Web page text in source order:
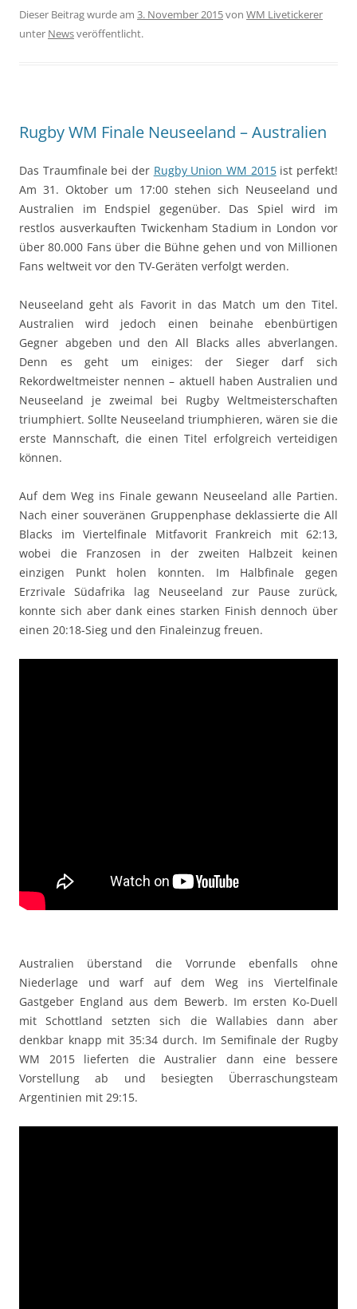
Dieser Beitrag wurde am 3. November 2015von WM Livetickerer
unter Newsveröffentlicht.
Rugby WM Finale Neuseeland – Australien
Das Traumfinale bei der Rugby Union WM 2015ist perfekt!
Am 31. Oktober um 17:00 stehen sich Neuseeland und
Australien im Endspiel gegenüber. Das Spiel wird im
restlos ausverkauften Twickenham Stadium in London vor
über 80.000 Fans über die Bühne gehen und von Millionen
Fans weltweit vor den TV-Geräten verfolgt werden.
Neuseeland geht als Favorit in das Match um den Titel.
Australien wird jedoch einen beinahe ebenbürtigen
Gegner abgeben und den All Blacks alles abverlangen.
Denn es geht um einiges: der Sieger darf sich
Rekordweltmeister nennen – aktuell haben Australien und
Neuseeland je zweimal bei Rugby Weltmeisterschaften
triumphiert. Sollte Neuseeland triumphieren, wären sie die
erste Mannschaft, die einen Titel erfolgreich verteidigen
können.
Auf dem Weg ins Finale gewann Neuseeland alle Partien.
Nach einer souveränen Gruppenphase deklassierte die All
Blacks im Viertelfinale Mitfavorit Frankreich mit 62:13,
wobei die Franzosen in der zweiten Halbzeit keinen
einzigen Punkt holen konnten. Im Halbfinale gegen
Erzrivale Südafrika lag Neuseeland zur Pause zurück,
konnte sich aber dank eines starken Finish dennoch über
einen 20:18-Sieg und den Finaleinzug freuen.
Australien überstand die Vorrunde ebenfalls ohne
Niederlage und warf auf dem Weg ins Viertelfinale
Gastgeber England aus dem Bewerb. Im ersten Ko-Duell
mit Schottland setzten sich die Wallabies dann aber
denkbar knapp mit 35:34 durch. Im Semifinale der Rugby
WM 2015 lieferten die Australier dann eine bessere
Vorstellung ab und besiegten Überraschungsteam
Argentinien mit 29:15.